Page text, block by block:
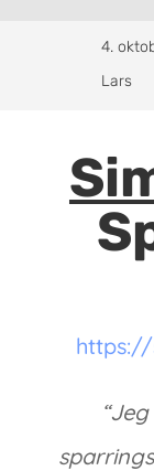
4.
Lars